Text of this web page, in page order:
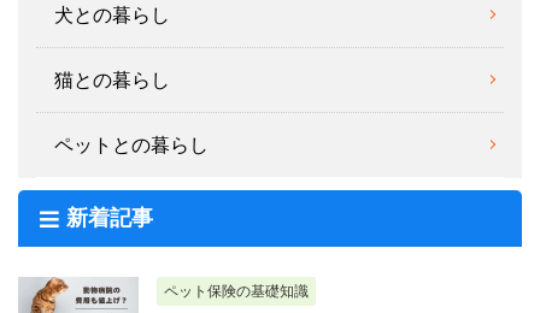
犬との暮らし
猫との暮らし
ペットとの暮らし
新着記事
ペット保険の基礎知識